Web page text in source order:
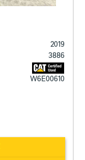
2019
3886
W6E00610